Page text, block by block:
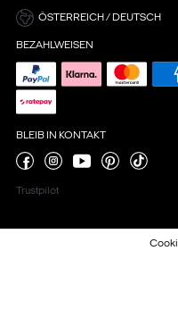
ÖSTERREICH / DEUTSCH
BEZAHLWEISEN
BLEIB IN KONTAKT
Trustpilot